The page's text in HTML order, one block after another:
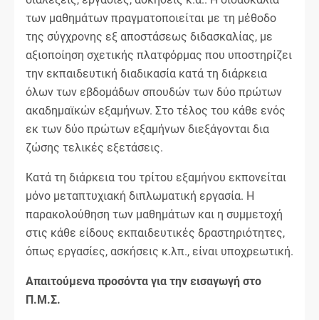
των μαθημάτων πραγματοποιείται με τη μέθοδο
της σύγχρονης εξ αποστάσεως διδασκαλίας, με
αξιοποίηση σχετικής πλατφόρμας που υποστηρίζει
την εκπαιδευτική διαδικασία κατά τη διάρκεια
όλων των εβδομάδων σπουδών των δύο πρώτων
ακαδημαϊκών εξαμήνων. Στο τέλος του κάθε ενός
εκ των δύο πρώτων εξαμήνων διεξάγονται δια
ζώσης τελικές εξετάσεις.
Κατά τη διάρκεια του τρίτου εξαμήνου εκπονείται
μόνο μεταπτυχιακή διπλωματική εργασία. Η
παρακολούθηση των μαθημάτων και η συμμετοχή
στις κάθε είδους εκπαιδευτικές δραστηριότητες,
όπως εργασίες, ασκήσεις κ.λπ., είναι υποχρεωτική.
Απαιτούμενα προσόντα για την εισαγωγή στο
Π.Μ.Σ.